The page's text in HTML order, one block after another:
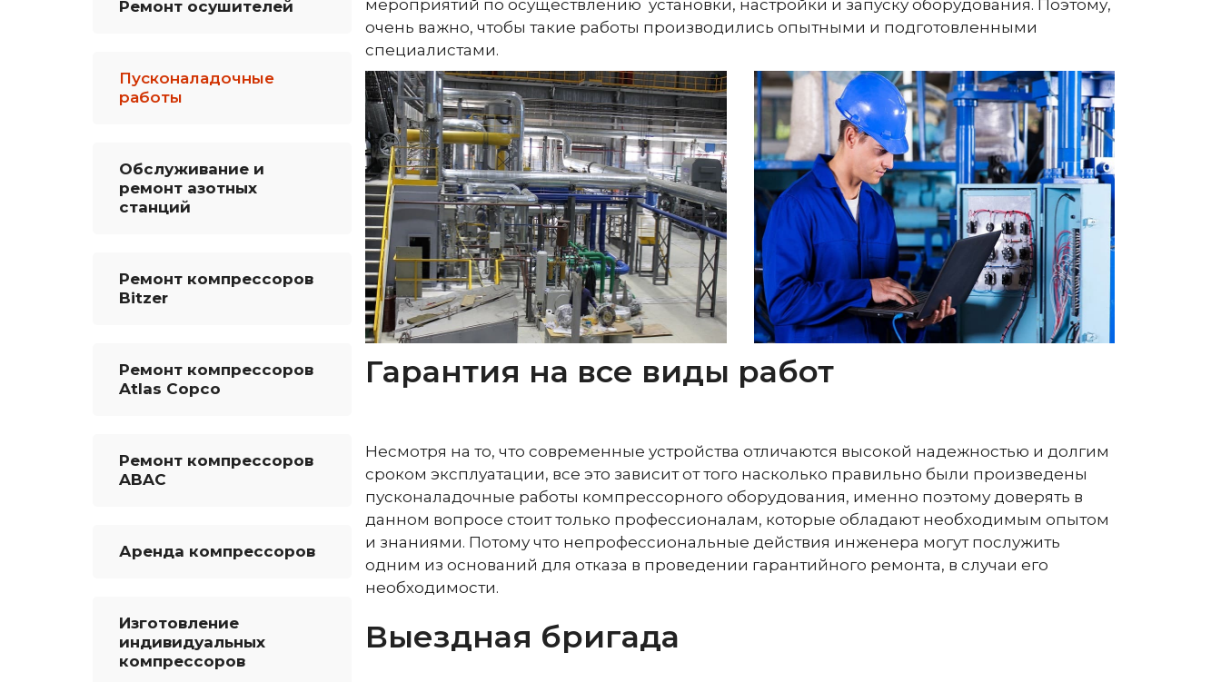
Ремонт осушителей
Пусконаладочные
работы
Обслуживание и
ремонт азотных
станций
Ремонт компрессоров
Bitzer
Ремонт компрессоров
Atlas Copco
Ремонт компрессоров
ABAC
Аренда компрессоров
Изготовление
индивидуальных
компрессоров
мероприятий по осуществлению установки, настройки и запуску оборудования. Поэтому,
очень важно, чтобы такие работы производились опытными и подготовленными
специалистами.
Гарантия на все виды работ
Несмотря на то, что современные устройства отличаются высокой надежностью и долгим
сроком эксплуатации, все это зависит от того насколько правильно были произведены
пусконаладочные работы компрессорного оборудования, именно поэтому доверять в
данном вопросе стоит только профессионалам, которые обладают необходимым опытом
и знаниями. Потому что непрофессиональные действия инженера могут послужить
одним из оснований для отказа в проведении гарантийного ремонта, в случаи его
необходимости.
Выездная бригада